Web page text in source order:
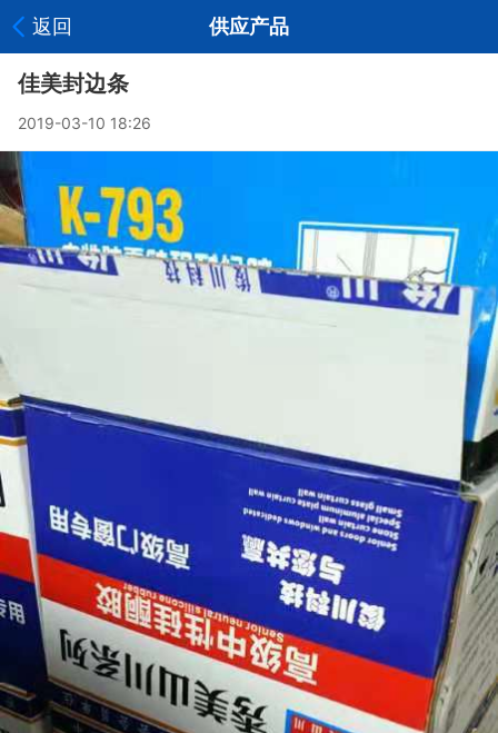
返回 供应产品
佳美封边条
2019-03-10 18:26